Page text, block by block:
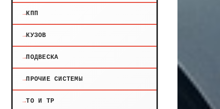
КПП
КУЗОВ
ПОДВЕСКА
ПРОЧИЕ СИСТЕМЫ
ТО И ТР